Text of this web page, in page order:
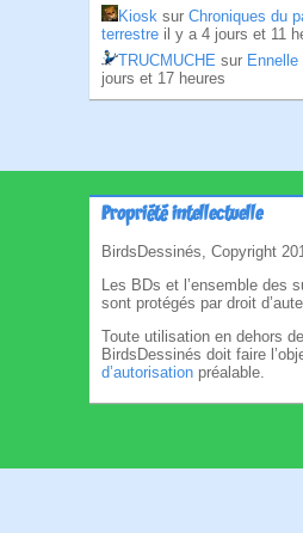
Kiosk sur Chroniques du
terrestre il y a 4 jours et 11
TRUCMUCHE sur Ennelle
jours et 17 heures
Propriété intellectuelle
BirdsDessinés, Copyright
Les BDs et l’ensemble des
sont protégés par droit
Toute utilisation en dehors
BirdsDessinés doit faire
d’autorisation préalable.